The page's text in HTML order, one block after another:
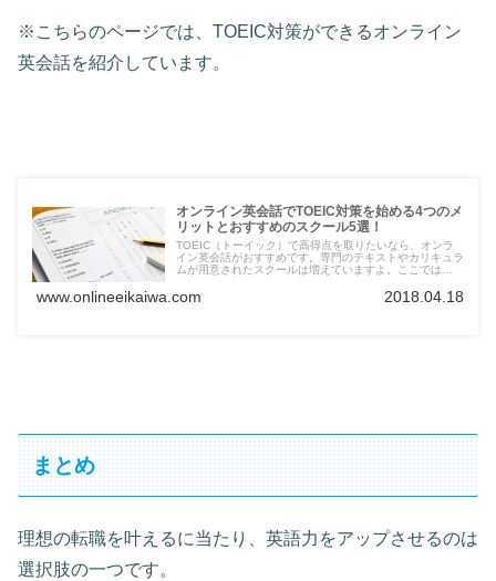
※こちらのページでは、TOEIC対策ができるオンライン
英会話を紹介しています。
オンライン英会話でTOEIC対策を始める4つのメ
リットとおすすめのスクール5選！
TOEIC（トーイック）で高得点を取りたいなら、オンラ
イン英会話がおすすめです。専門のテキストやカリキュラ
ムが用意されたスクールは増えていますよ。ここでは
いますので、「どこが良いの？」と悩んでいる方は参考に
www.onlineeikaiwa.com 2018.04.18
まとめ
理想の転職を叶えるに当たり、英語力をアップさせるのは
選択肢の一つです。